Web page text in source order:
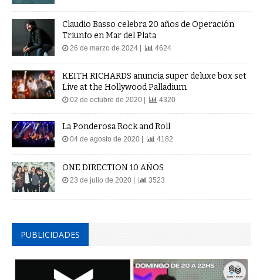
Claudio Basso celebra 20 años de Operación
Triunfo en Mar del Plata
26 de marzo de 2024 | 4624
KEITH RICHARDS anuncia super deluxe box set
Live at the Hollywood Palladium
02 de octubre de 2020 | 4320
La Ponderosa Rock and Roll
04 de agosto de 2020 | 4182
ONE DIRECTION 10 AÑOS
23 de julio de 2020 | 3523
PUBLICIDADES